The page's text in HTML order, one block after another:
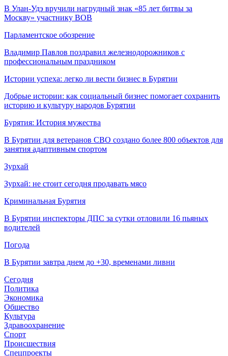
В Улан-Удэ вручили нагрудный знак «85 лет битвы за
Москву» участнику ВОВ
Парламентское обозрение
Владимир Павлов поздравил железнодорожников с
профессиональным праздником
Истории успеха: легко ли вести бизнес в Бурятии
Добрые истории: как социальный бизнес помогает сохранить
историю и культуру народов Бурятии
Бурятия: История мужества
В Бурятии для ветеранов СВО создано более 800 объектов для
занятия адаптивным спортом
Зурхай
Зурхай: не стоит сегодня продавать мясо
Криминальная Бурятия
В Бурятии инспекторы ДПС за сутки отловили 16 пьяных
водителей
Погода
В Бурятии завтра днем до +30, временами ливни
Сегодня
Политика
Экономика
Общество
Культура
Здравоохранение
Спорт
Происшествия
Спецпроекты